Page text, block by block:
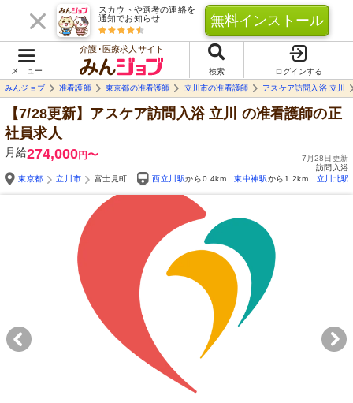
スカウトや選考の連絡を
通知でお知らせ
無料インストール
メニュー
介護･医療求人サイト
検索
ログインする
みんジョブ
准看護師 東京都の准看護師 立川市の准看護師 アスケア訪問入浴 立川
【7/28更新】アスケア訪問入浴 立川
の准看護師の正
社員求人
月給274,000円〜
7月28日更新
訪問入浴
東京都
立川市 富士見町 西立川駅から0.4km 東中神駅から1.2km 立川北駅